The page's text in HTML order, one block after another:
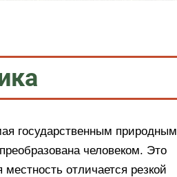
государственным природным
человеком. Это
отличается резкой